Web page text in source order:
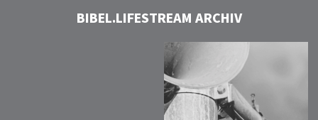
BIBEL.LIFESTREAM ARCHIV